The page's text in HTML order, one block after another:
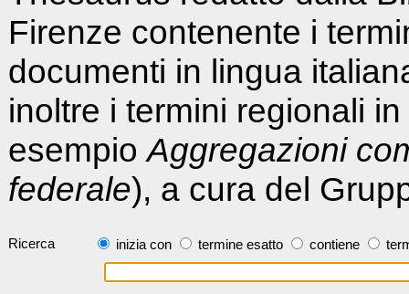
Firenze contenente i
documenti in lingua
inoltre i termini regionali
esempioAggregazioni
federale), a cura del
Ricerca inizia con termine esatto contiene